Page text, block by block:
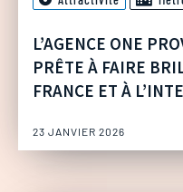
L’AGENCE ONE
PRÊTE À FAIRE
FRANCE ET À
23 JANVIER 2026